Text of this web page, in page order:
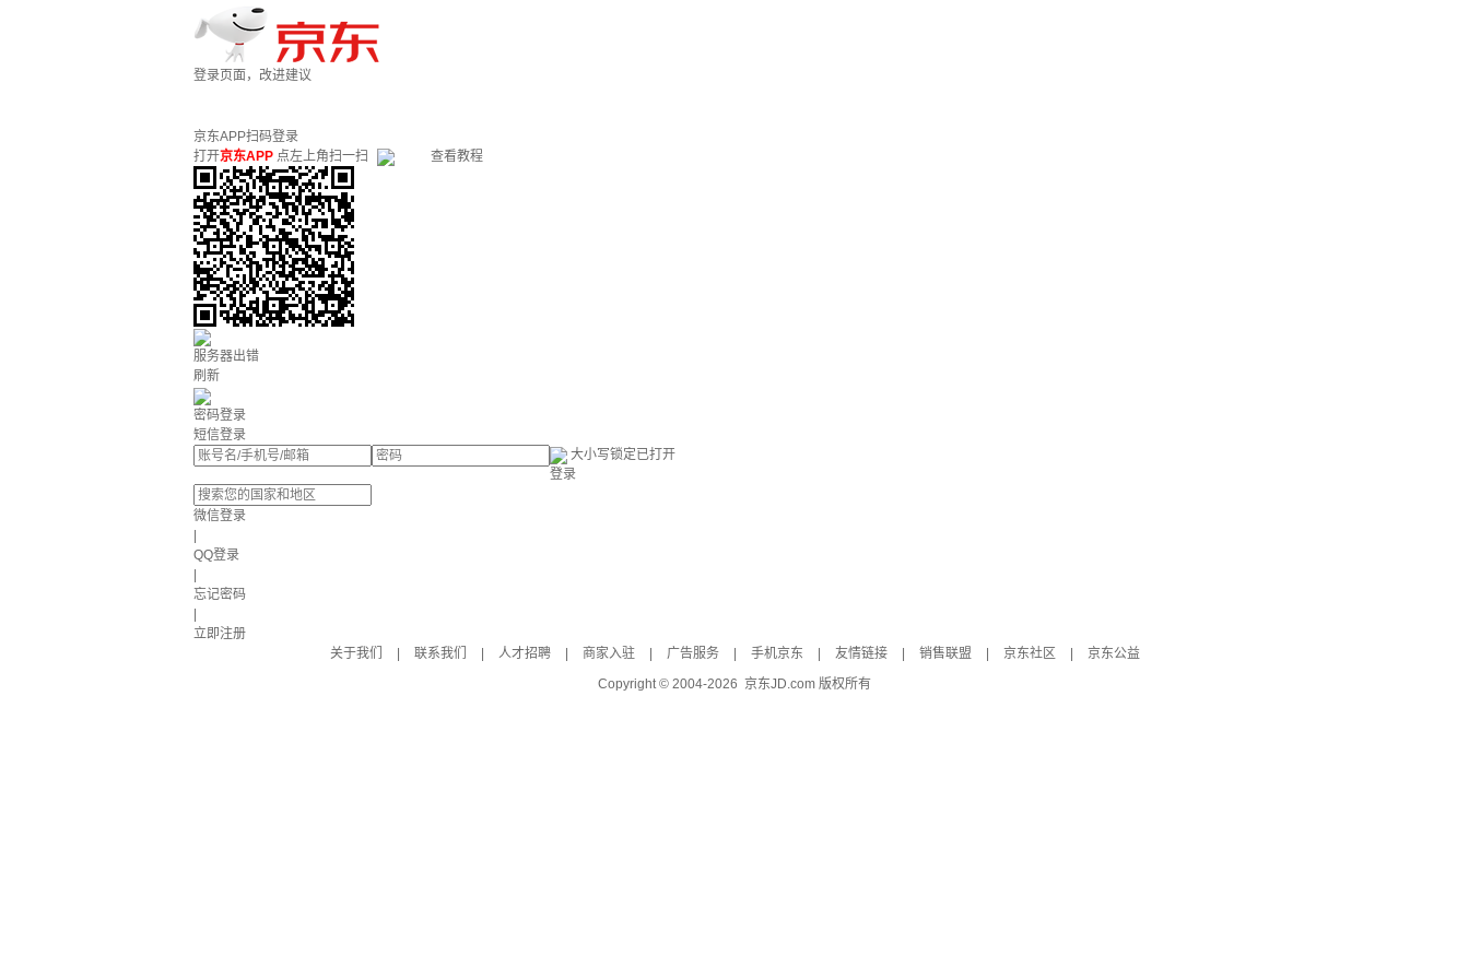
登录页面，改进建议
京东APP扫码登录
打开京东APP 点左上角扫一扫 查看教程
服务器出错
刷新
密码登录
短信登录
大小写锁定已打开
登录
微信登录
QQ登录
忘记密码
立即注册
关于我们
联系我们 人才招聘 商家入驻 广告服务 手机京东 友情链接 销售联盟 京东社区
京东公益
Copyright © 2004-2026 京东JD.com 版权所有